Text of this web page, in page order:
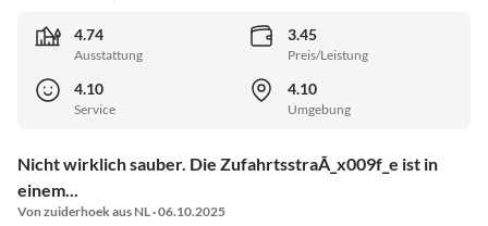
4.74
Ausstattung
3.45
Preis/Leistung
4.10
Service
4.10
Umgebung
Nicht wirklich sauber. Die ZufahrtsstraÃ_x009f_e ist in
einem...
Von zuiderhoek aus NL · 06.10.2025